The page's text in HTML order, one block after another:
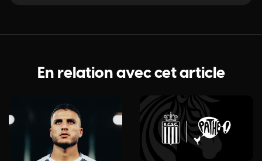
En relation avec cet article